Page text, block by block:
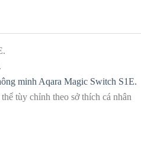
minh Aqara Magic Switch S1E.
tùy chỉnh theo sở thích cá nhân